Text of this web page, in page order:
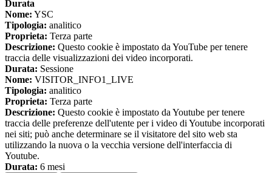
Durata
Nome: YSC
Tipologia: analitico
Proprieta: Terza parte
Descrizione: Questo cookie è impostato da YouTube per tenere
traccia delle visualizzazioni dei video incorporati.
Durata: Sessione
Nome: VISITOR_INFO1_LIVE
Tipologia: analitico
Proprieta: Terza parte
Descrizione: Questo cookie è impostato da Youtube per tenere
traccia delle preferenze dell'utente per i video di Youtube incorporati
nei siti; può anche determinare se il visitatore del sito web sta
utilizzando la nuova o la vecchia versione dell'interfaccia di
Youtube.
Durata: 6 mesi